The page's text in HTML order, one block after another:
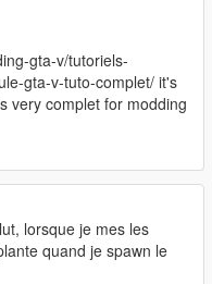
gta-v/tutoriels-
gta-v-tuto-complet/ it's
very complet for modding
lorsque je mes les
quand je spawn le